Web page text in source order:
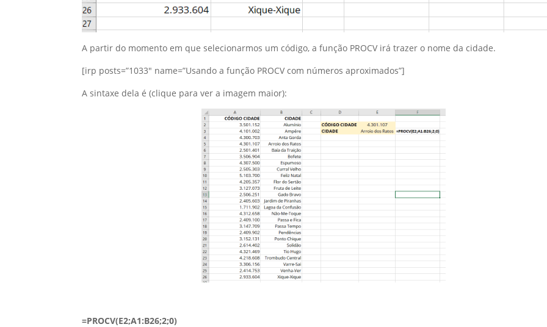
A partir do momento em que selecionarmos um código, a função PROCV irá trazer o nome da cidade.
[irp posts=”1033″ name=”Usando a função PROCV com números aproximados”]
A sintaxe dela é (clique para ver a imagem maior):
=PROCV(E2;A1:B26;2;0)